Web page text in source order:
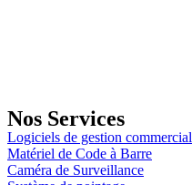
Nos Services
Logiciels de gestion commercial
Matériel de Code à Barre
Caméra de Surveillance